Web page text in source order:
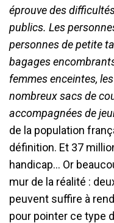
éprouve des
publics. Les
personnes de petite
bagages
femmes enceintes,
nombreux sacs de
accompagnées de
de la population
définition. Et 37
handicap… Or
mur de la réalité :
peuvent suffire à
pour pointer ce type